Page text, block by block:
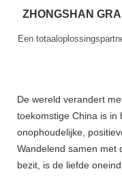
ZHONGSHAN
Een
De wereld verandert
toekomstige China is in
onophoudelijke,
Wandelend samen met
bezit, is de liefde